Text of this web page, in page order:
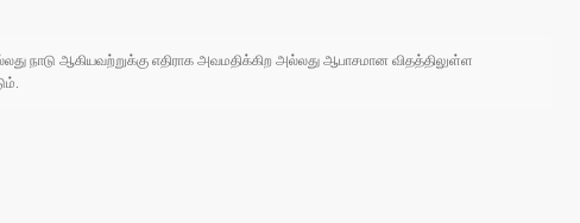
நாடு ஆகியவற்றுக்கு எதிராக அவமதிக்கிற அல்லது ஆபாசமான விதத்திலுள்ள